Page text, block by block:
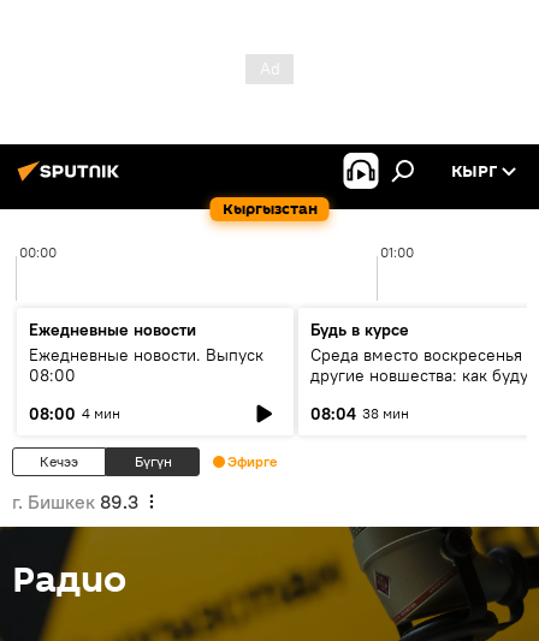
Кыргызстан
КЫРГ
00:00 01:00
Ежедневные новости
Ежедневные новости. Выпуск
08:00
08:00 4 мин
Будь в курсе
Среда вместо воскресенья и
другие новшества: как будут
08:04 38 мин
Кечээ Бүгүн Эфирге
г. Бишкек 89.3
Радио